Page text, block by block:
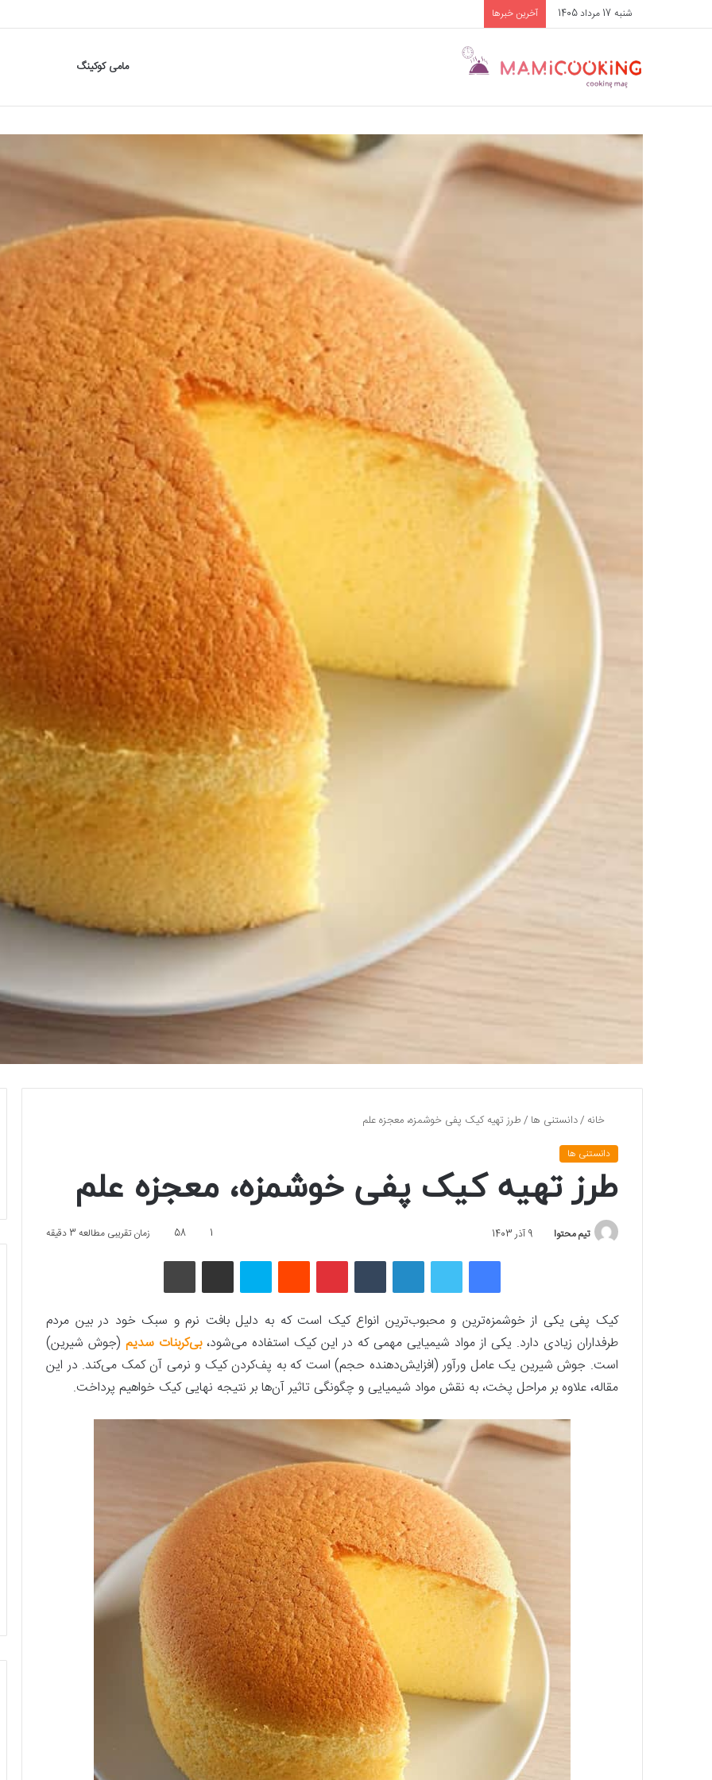
شنبه 17 مرداد 1405 آخرین خبرها
مامی کوکینگ
خانه /دانستنی ها /طرز تهیه کیک پفی خوشمزه، معجزه علم
دانستنی ها
طرز تهیه کیک پفی خوشمزه، معجزه علم
تیم محتوا 9 آذر 1403 1
58 زمان تقریبی مطالعه 3 دقیقه
فیسبوک لینکداین پینتریست اسکایپ
کیک پفی یکی از خوشمزه‌ترین و محبوب‌ترین انواع کیک است که به دلیل بافت نرم و سبک خود در بین مردم
طرفداران زیادی دارد. یکی از مواد شیمیایی مهمی که در این کیک استفاده می‌شود،بی‌کربنات سدیم (جوش شیرین)
است. جوش شیرین یک عامل ورآور (افزایش‌دهنده حجم) است که به پف‌کردن کیک و نرمی آن کمک می‌کند. در این
مقاله، علاوه بر مراحل پخت، به نقش مواد شیمیایی و چگونگی تاثیر آن‌ها بر نتیجه نهایی کیک خواهیم پرداخت.